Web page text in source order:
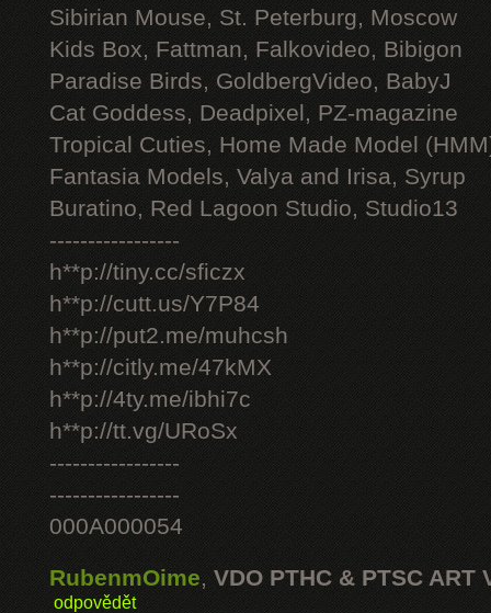
Sibirian Mouse, St. Peterburg, Moscow
Kids Box, Fattman, Falkovideo, Bibigon
Paradise Birds, GoldbergVideo, BabyJ
Cat Goddess, Deadpixel, PZ-magazine
Tropical Cuties, Home Made Model
Fantasia Models, Valya and Irisa, Syrup
Buratino, Red Lagoon Studio, Studio13
-----------------
h**p://tiny.cc/sficzx
h**p://cutt.us/Y7P84
h**p://put2.me/muhcsh
h**p://citly.me/47kMX
h**p://4ty.me/ibhi7c
h**p://tt.vg/URoSx
-----------------
-----------------
000A000054
RubenmOime, VDO PTHC & PTSC ART
odpovědět